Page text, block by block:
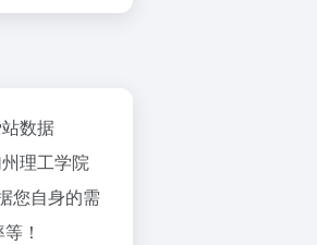
数据
理工学院
您自身的需
！